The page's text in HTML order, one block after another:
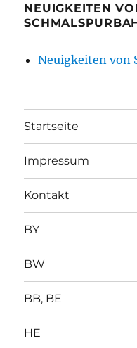
NEUIGKEITEN
Neuigkeiten von
Startseite
Impressum
Kontakt
BY
BW
BB, BE
HE